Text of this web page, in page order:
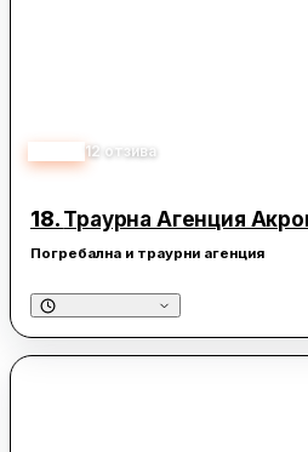
12 отзива
18. Траурна Агенция
Погребална и траурни агенция